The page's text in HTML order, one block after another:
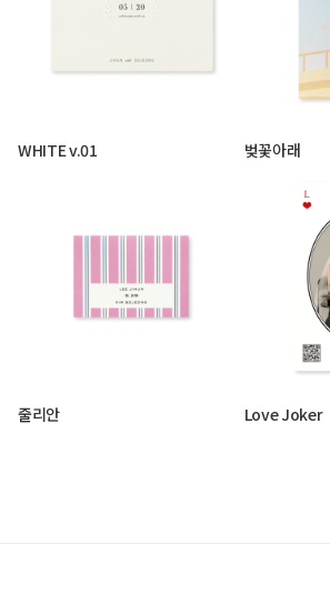
WHITE v.01 벚꽃아래
줄리안 Love Joker